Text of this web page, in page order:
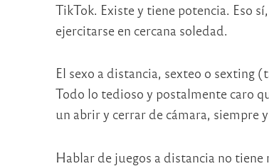
TikTok. Existe y tiene potencia. Eso
ejercitarse en cercana soledad.
El sexo a distancia, sexteo o sexting
Todo lo tedioso y postalmente caro
un abrir y cerrar de cámara, siempre
Hablar de juegos a distancia no